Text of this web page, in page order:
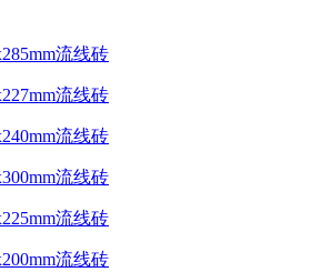
流线砖
流线砖
流线砖
流线砖
流线砖
流线砖